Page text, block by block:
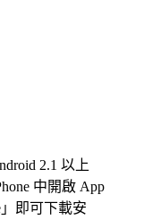
2.1 以上
中開啟 App
」即可下載安